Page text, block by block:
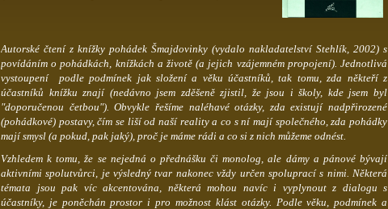
Autorské čtení z knížky pohádek Šmajdovinky (vydalo nakladatelství Stehlík, 2002) s
povídáním o pohádkách, knížkách a životě (a jejich vzájemném propojení). Jednotlivá
vystoupení podle podmínek jak složení a věku účastníků, tak tomu, zda někteří z
účastníků knížku znají (nedávno jsem zděšeně zjistil, že jsou i školy, kde jsem byl
"doporučenou četbou"). Obvykle řešíme naléhavé otázky, zda existují nadpřirozené
(pohádkové) postavy, čím se liší od naší reality a co s ní mají společného, zda pohádky
mají smysl (a pokud, pak jaký), proč je máme rádi a co si z nich můžeme odnést.
Vzhledem k tomu, že se nejedná o přednášku či monolog, ale dámy a pánové bývají
aktivními spolutvůrci, je výsledný tvar nakonec vždy určen spoluprací s nimi. Některá
témata jsou pak víc akcentována, některá mohou navíc i vyplynout z dialogu s
účastníky, je poněchán prostor i pro možnost klást otázky. Podle věku, podmínek a